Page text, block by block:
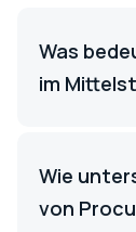
Was
im
Wie
von